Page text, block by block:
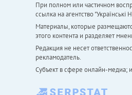
При полном или частичном
ссылка на агентство
Материалы, которые
этого контента и разделяет
Редакция не несет
рекламодатель.
Субъект в сфере онлайн-медиа;